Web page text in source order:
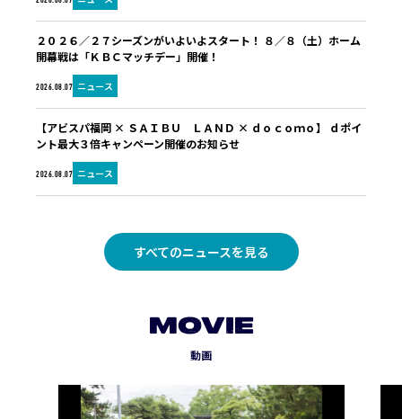
2026.08.07 ニュース
２０２６／２７シーズンがいよいよスタート！ ８／８（土）ホーム
開幕戦は「ＫＢＣマッチデー」開催！
2026.08.07 ニュース
【アビスパ福岡 × ＳＡＩＢＵ ＬＡＮＤ × ｄｏｃｏｍｏ】 ｄポイ
ント最大３倍キャンペーン開催のお知らせ
すべてのニュースを見る
MOVIE
動画